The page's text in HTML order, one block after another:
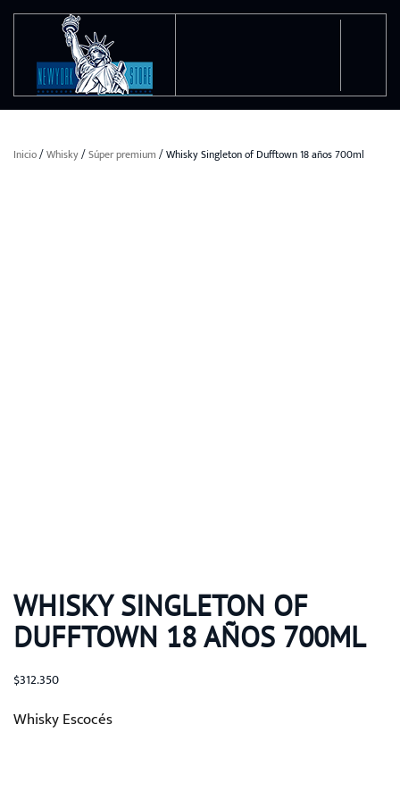
Ir al contenido principal
Inicio/Whisky/Súper premium / Whisky Singleton of Dufftown 18 años 700ml
WHISKY SINGLETON OF
DUFFTOWN 18 AÑOS 700ML
$312.350
Whisky Escocés